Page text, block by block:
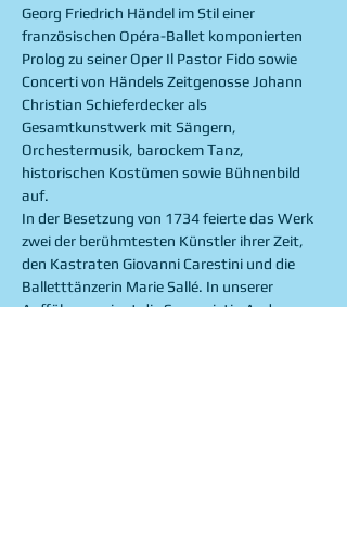
Georg Friedrich Händel im Stil einer
französischen Opéra-Ballet komponierten
Prolog zu seiner Oper Il Pastor Fido sowie
Concerti von Händels Zeitgenosse Johann
Christian Schieferdecker als
Gesamtkunstwerk mit Sängern,
Orchestermusik, barockem Tanz,
historischen Kostümen sowie Bühnenbild
auf.
In der Besetzung von 1734 feierte das Werk
zwei der berühmtesten Künstler ihrer Zeit,
den Kastraten Giovanni Carestini und die
Balletttänzerin Marie Sallé. In unserer
Aufführung singt die Sopranistin Aude